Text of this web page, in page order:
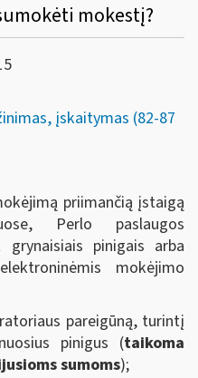
mokestį?
įskaitymas (82-87
priimančią įstaigą
Perlo paslaugos
pinigais arba
elektroninėmis mokėjimo
pareigūną, turintį
pinigus (taikoma
sumoms);